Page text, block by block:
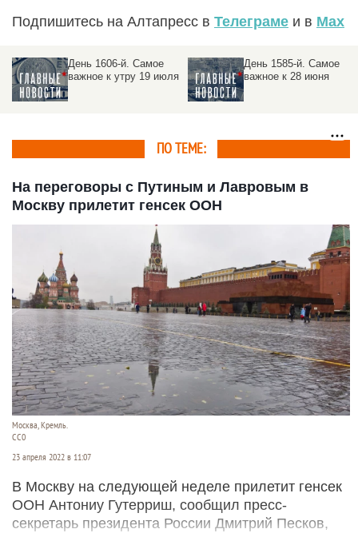
Подпишитесь на Алтапресс в Телеграме и в Max
й. Самое
июля
День 1610-й. Самое
важное к утру 23 июля
День
важное к
ПО ТЕМЕ:
На переговоры с Путиным и Лавровым в
Москву прилетит генсек ООН
Москва, Кремль.
СС0
23 апреля 2022 в 11:07
В Москву на следующей неделе прилетит генсек
ООН Антониу Гутерриш, сообщил пресс-
секретарь президента России Дмитрий Песков,